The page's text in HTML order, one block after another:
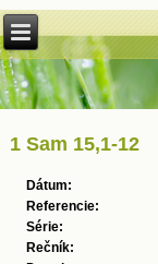
1 Sam 15,1-12
Dátum:
Referencie:
Série:
Rečník: